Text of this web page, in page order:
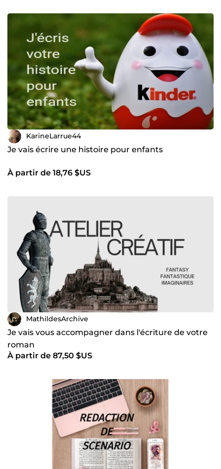
KarineLarrue44
Je vais écrire une histoire pour enfants
À partir de 18,76 $US
MathildesArchive
Je vais vous accompagner dans l'écriture de votre
roman
À partir de 87,50 $US